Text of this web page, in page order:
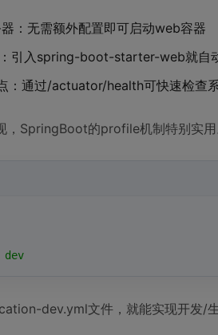
：无需额外配置即可启动web容器
引入spring-boot-starter-web就自
：通过/actuator/health可快速检查
，SpringBoot的profile机制特别实
dev
dev.yml文件，就能实现开发/